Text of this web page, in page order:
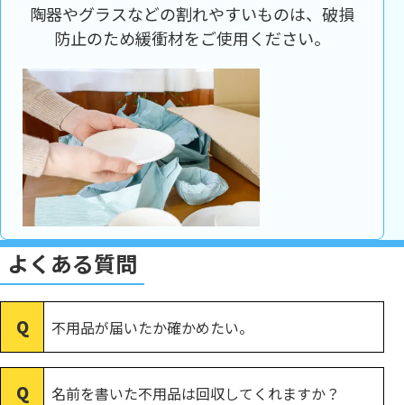
陶器やグラスなどの割れやすいものは、破損
防止のため緩衝材をご使用ください。
よくある質問
不用品が届いたか確かめたい。
名前を書いた不用品は回収してくれますか？